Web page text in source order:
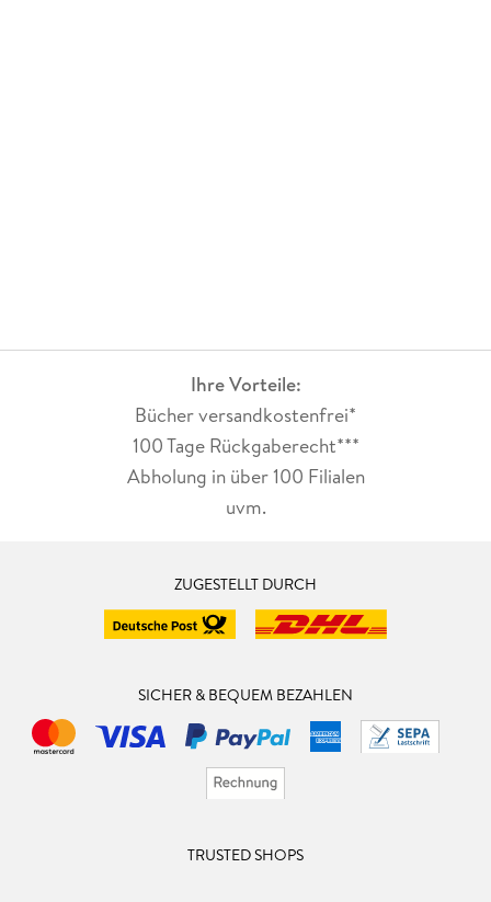
Ihre Vorteile:
Bücher versandkostenfrei*
100 Tage Rückgaberecht***
Abholung in über 100 Filialen
uvm.
ZUGESTELLT DURCH
SICHER & BEQUEM BEZAHLEN
TRUSTED SHOPS